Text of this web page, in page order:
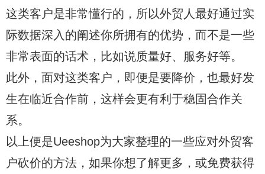
这类客户是非常懂行的，所以外贸人最好通过实
际数据深入的阐述你所拥有的优势，而不是一些
非常表面的话术，比如说质量好、服务好等。
此外，面对这类客户，即便是要降价，也最好发
生在临近合作前，这样会更有利于稳固合作关
系。
以上便是Ueeshop为大家整理的一些应对外贸客
户砍价的方法，如果你想了解更多，或免费获得